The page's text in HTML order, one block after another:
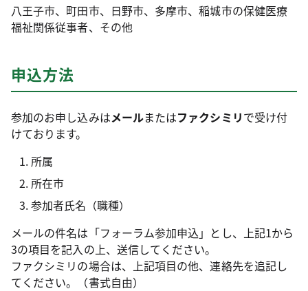
八王子市、町田市、日野市、多摩市、稲城市の保健医療
福祉関係従事者、その他
申込方法
参加のお申し込みはメールまたはファクシミリで受け付
けております。
所属
所在市
参加者氏名（職種）
メールの件名は「フォーラム参加申込」とし、上記1から
3の項目を記入の上、送信してください。
ファクシミリの場合は、上記項目の他、連絡先を追記し
てください。（書式自由）